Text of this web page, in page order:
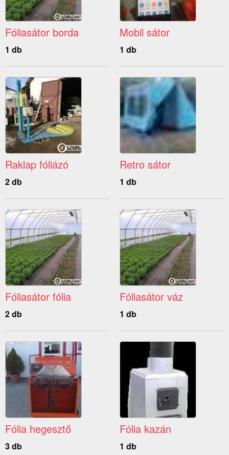
Fóliasátor borda
1 db
Mobil sátor
1 db
Raklap fóliázó
2 db
Retro sátor
1 db
Fóliasátor fólia
2 db
Fóliasátor váz
1 db
Fólia hegesztő
3 db
Fólia kazán
1 db